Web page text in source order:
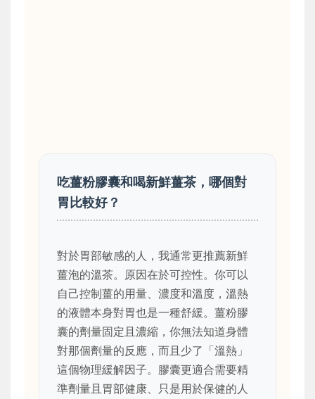
吃薑粉膠囊和喝新鮮薑茶，哪個對
胃比較好？
對於胃部敏感的人，我通常更推薦新鮮
薑泡的溫茶。原因在於可控性。你可以
自己控制薑的用量、濃度和溫度，溫熱
的液體本身對胃也是一種舒緩。薑粉膠
囊的劑量固定且濃縮，你無法知道身體
對那個劑量的反應，而且少了「溫熱」
這個物理緩解因子。膠囊更適合需要精
準劑量且胃部健康、只是用於保健的人